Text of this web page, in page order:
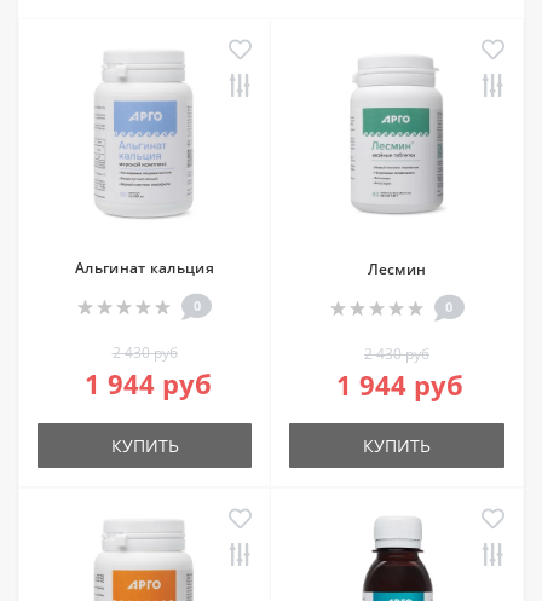
Альгинат кальция
0
2 430 руб
1 944 руб
КУПИТЬ
Лесмин
0
2 430 руб
1 944 руб
КУПИТЬ